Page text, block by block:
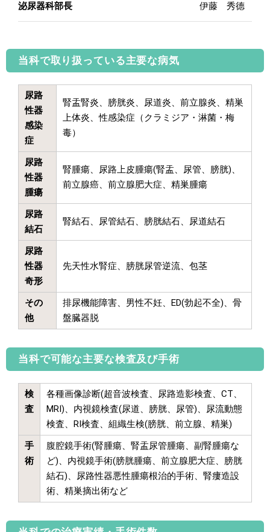
泌尿器科部長 伊藤 秀德
当科で取り扱っている主要な病気
尿路
性器
感染
症
腎盂腎炎、膀胱炎、尿道炎、前立腺炎、精巣
上体炎、性感染症（クラミジア・淋菌・梅
毒）
尿路
性器
腫瘍
腎腫瘍、尿路上皮腫瘍(腎盂、尿管、膀胱)、
前立腺癌、前立腺肥大症、精巣腫瘍
尿路
結石
腎結石、尿管結石、膀胱結石、尿道結石
尿路
性器
奇形
先天性水腎症、膀胱尿管逆流、包茎
その
他
排尿機能障害、男性不妊、ED(勃起不全)、骨
盤臓器脱
当科で可能な主要な検査及び手術
検
査
各種画像診断(超音波検査、尿路造影検査、CT、
MRI)、内視鏡検査(尿道、膀胱、尿管)、尿流動態
検査、RI検査、組織生検(膀胱、前立腺、精巣)
手
術
腹腔鏡手術(腎腫瘍、腎盂尿管腫瘍、副腎腫瘍な
ど)、内視鏡手術(膀胱腫瘍、前立腺肥大症、膀胱
結石)、尿路性器悪性腫瘍根治的手術、腎瘻造設
術、精巣摘出術など